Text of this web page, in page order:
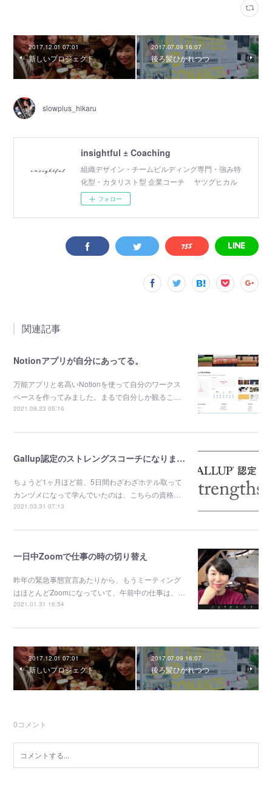
2017.12.01 07:01
新しいプロジェクト
2017.07.09 16:07
後ろ髪ひかれつつ
slowplus_hikaru
insightful ± Coaching
組織デザイン・チームビルディング専門・強み特
化型・カタリスト型 企業コーチ ヤツグヒカル
フォロー
関連記事
Notionアプリが自分にあってる。
万能アプリと名高いNotionを使って自分のワークス
ペースを作ってみました。まるで自分しか観るこ…
2021.08.23 05:16
Gallup認定のストレングスコーチになりました。
ちょうど1ヶ月ほど前、5日間わざわざホテル取って
カンヅメになって学んでいたのは、こちらの資格…
2021.03.31 07:13
一日中Zoomで仕事の時の切り替え
昨年の緊急事態宣言あたりから、もうミーティング
はほとんどZoomになっていて、午前中の仕事は、…
2021.01.31 16:54
2017.12.01 07:01
新しいプロジェクト
2017.07.09 16:07
後ろ髪ひかれつつ
0コメント